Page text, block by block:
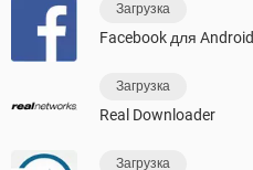
Загрузка
Facebook для Android
Загрузка
Real Downloader
Загрузка